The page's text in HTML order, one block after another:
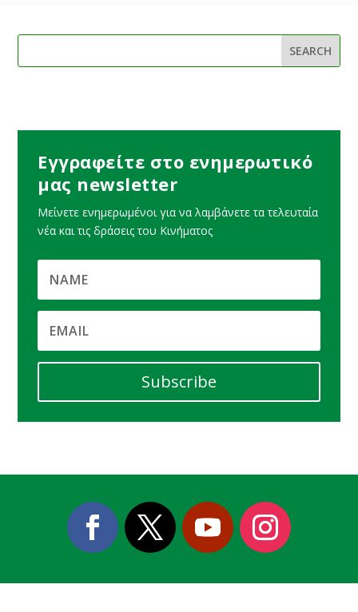
Εγγραφείτε στο ενημερωτικό
μας newsletter
Μείνετε ενημερωμένοι για να λαμβάνετε τα τελευταία
νέα και τις δράσεις του Κινήματος
Subscribe